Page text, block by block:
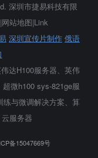
深圳市捷易科技有限
|网站地图|Link
深圳宣传片制作 俄语
达H100服务器、英伟
微h100 sys-821ge服
练与微调解决方案、算
服务器
备15047669号